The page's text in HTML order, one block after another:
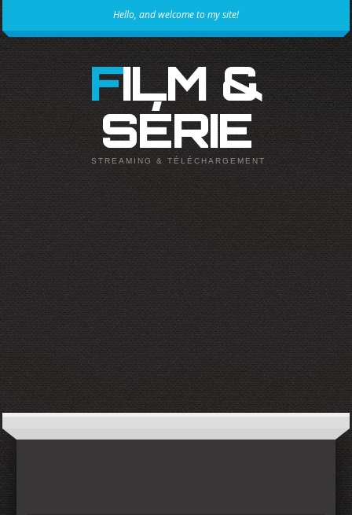
Hello, and welcome to my site!
FILM &
SÉRIE
STREAMING & TÉLÉCHARGEMENT